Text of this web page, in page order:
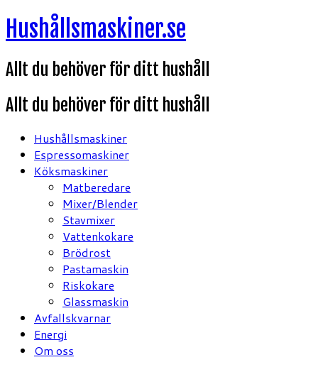
Hoppa
till
Hushållsmaskiner.se
Allt du behöver för ditt hushåll
Allt du behöver för ditt hushåll
Hushållsmaskiner
Espressomaskiner
Köksmaskiner
Matberedare
Mixer/Blender
Stavmixer
Vattenkokare
Brödrost
Pastamaskin
Riskokare
Glassmaskin
Avfallskvarnar
Energi
Om oss